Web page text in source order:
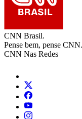
CNN Brasil.
Pense bem, pense CNN.
CNN Nas Redes